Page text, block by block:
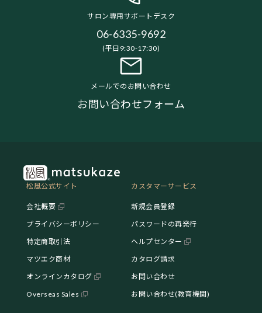
サロン専用サポートデスク
06-6335-9692
(平日9:30-17:30)
メールでのお問い合わせ
お問い合わせフォーム
松風公式サイト
会社概要
プライバシーポリシー
特定商取引法
マツエク商材
オンラインカタログ
Overseas Sales
カスタマーサービス
新規会員登録
パスワードの再発行
ヘルプセンター
カタログ請求
お問い合わせ
お問い合わせ(教育機関)